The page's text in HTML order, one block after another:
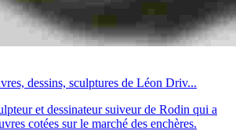
dessins, sculptures de Léon Driv...
et dessinateur suiveur de Rodin qui a
cotées sur le marché des enchères.